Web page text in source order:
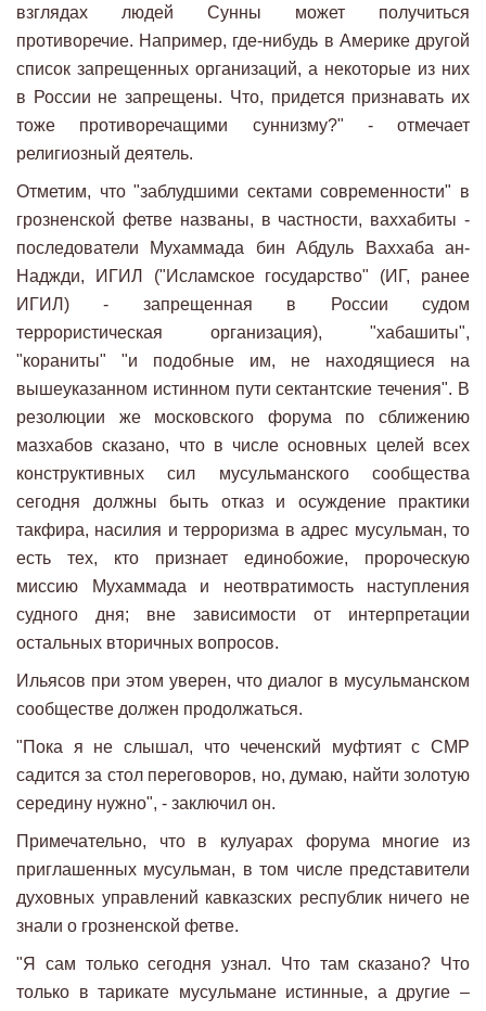
взглядах людей Сунны может получиться
противоречие. Например, где-нибудь в Америке другой
список запрещенных организаций, а некоторые из них
в России не запрещены. Что, придется признавать их
тоже противоречащими суннизму?" - отмечает
религиозный деятель.
Отметим, что "заблудшими сектами современности" в
грозненской фетве названы, в частности, ваххабиты -
последователи Мухаммада бин Абдуль Ваххаба ан-
Наджди, ИГИЛ ("Исламское государство" (ИГ, ранее
ИГИЛ) - запрещенная в России судом
террористическая организация), "хабашиты",
"кораниты" "и подобные им, не находящиеся на
вышеуказанном истинном пути сектантские течения". В
резолюции же московского форума по сближению
мазхабов сказано, что в числе основных целей всех
конструктивных сил мусульманского сообщества
сегодня должны быть отказ и осуждение практики
такфира, насилия и терроризма в адрес мусульман, то
есть тех, кто признает единобожие, пророческую
миссию Мухаммада и неотвратимость наступления
судного дня; вне зависимости от интерпретации
остальных вторичных вопросов.
Ильясов при этом уверен, что диалог в мусульманском
сообществе должен продолжаться.
"Пока я не слышал, что чеченский муфтият с СМР
садится за стол переговоров, но, думаю, найти золотую
середину нужно", - заключил он.
Примечательно, что в кулуарах форума многие из
приглашенных мусульман, в том числе представители
духовных управлений кавказских республик ничего не
знали о грозненской фетве.
"Я сам только сегодня узнал. Что там сказано? Что
только в тарикате мусульмане истинные, а другие –